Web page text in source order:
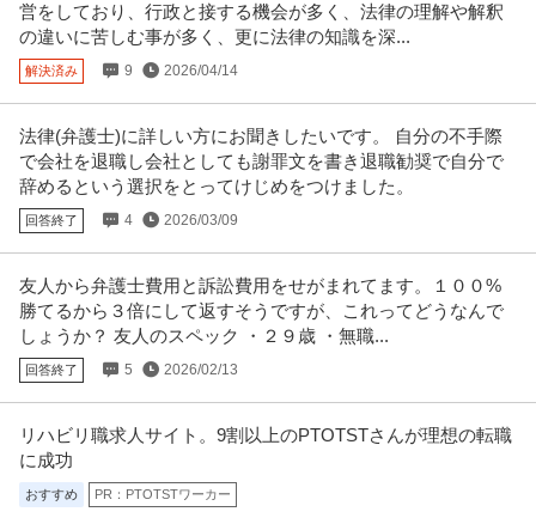
営をしており、行政と接する機会が多く、法律の理解や解釈
の違いに苦しむ事が多く、更に法律の知識を深...
解決済み 9 2026/04/14
法律(弁護士)に詳しい方にお聞きしたいです。 自分の不手際
で会社を退職し会社としても謝罪文を書き退職勧奨で自分で
辞めるという選択をとってけじめをつけました。
回答終了 4 2026/03/09
友人から弁護士費用と訴訟費用をせがまれてます。１００%
勝てるから３倍にして返すそうですが、これってどうなんで
しょうか？ 友人のスペック ・２９歳 ・無職...
回答終了 5 2026/02/13
リハビリ職求人サイト。9割以上のPTOTSTさんが理想の転職
に成功
おすすめ PR：PTOTSTワーカー